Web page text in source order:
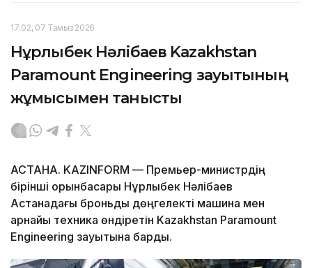
17:02, 07 Тамыз 2026
Нұрлыбек Нәлібаев Kazakhstan
Paramount Engineering зауытының
жұмысымен танысты
АСТАНА. KAZINFORM — Премьер-министрдің
бірінші орынбасары Нұрлыбек Нәлібаев
Астанадағы броньды дөңгелекті машина мен
арнайы техника өндіретін Kazakhstan Paramount
Engineering зауытына барды.